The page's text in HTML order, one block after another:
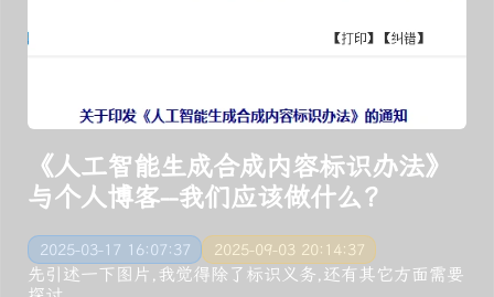
《人工智能生成合成内容标识办法》
与个人博客--我们应该做什么?
2025-03-17 16:07:37 2025-09-03 20:14:37
先引述一下图片,我觉得除了标识义务,还有其它方面需要